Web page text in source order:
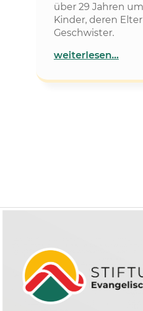
über 29 Jahren
Kinder, deren
Geschwister.
weiterlesen…